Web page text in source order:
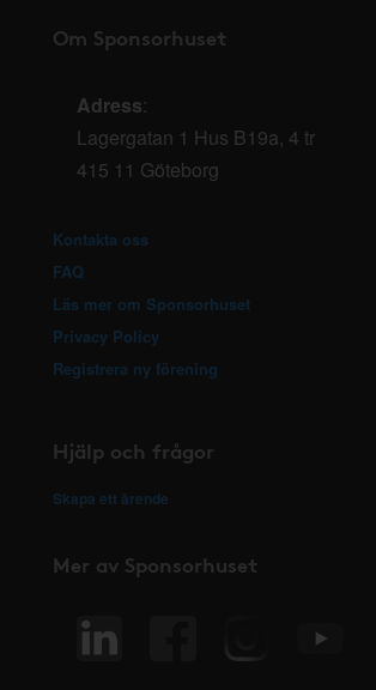
Om Sponsorhuset
Adress:
Lagergatan 1 Hus B19a, 4 tr
415 11 Göteborg
Kontakta oss
FAQ
Läs mer om Sponsorhuset
Privacy Policy
Registrera ny förening
Hjälp och frågor
Skapa ett ärende
Mer av Sponsorhuset